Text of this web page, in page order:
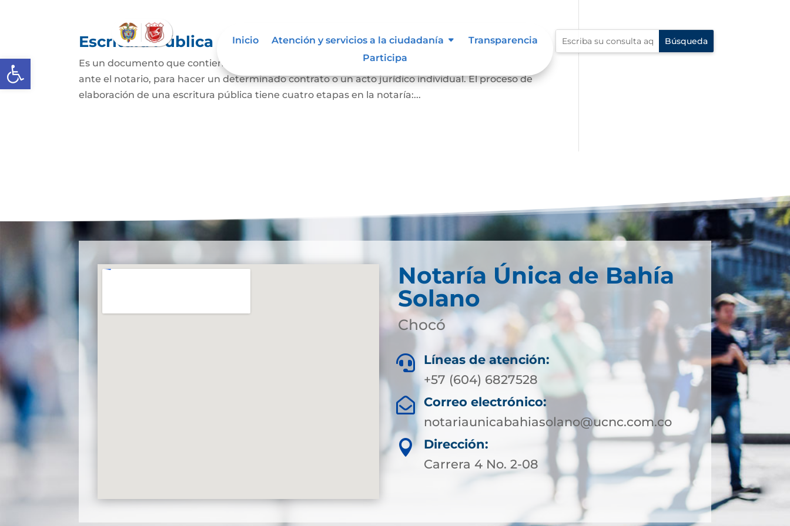
Abrir barra de herramientas
Inicio Atención y servicios a la ciudadanía
Transparencia
Participa
Escritura Pública
Es un documento que contiene la declaración de voluntad de una o varias personas, emitidas
ante el notario, para hacer un determinado contrato o un acto jurídico individual. El proceso de
elaboración de una escritura pública tiene cuatro etapas en la notaría:...
Notaría Única de Bahía
Solano
Chocó

Líneas de atención:
+57 (604) 6827528

Correo electrónico:
notariaunicabahiasolano@ucnc.com.co

Dirección:
Carrera 4 No. 2-08